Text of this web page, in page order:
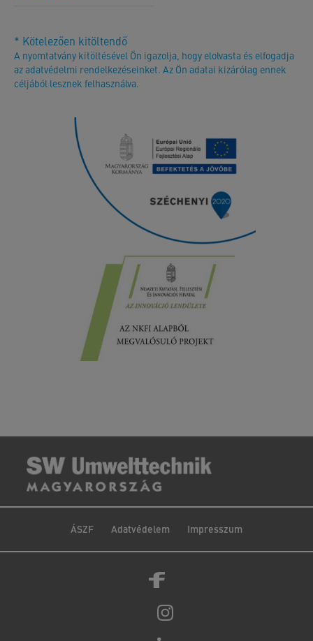
* Kötelezően kitöltendő
A nyomtatvány kitöltésével Ön igazolja, hogy elolvasta és elfogadja
az adatvédelmi rendelkezéseinket. Az Ön adatai kizárólag ennek
céljából lesznek felhasználva.
ÁSZF Adatvédelem Impresszum